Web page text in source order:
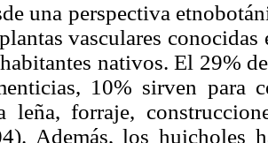
una perspectiva
vasculares
nativos. El 29%
10% sirven para
leña, forraje,
Además, los huicholes